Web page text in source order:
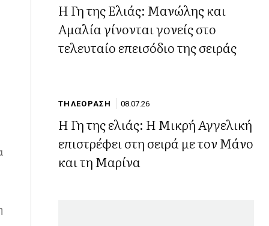
Η Γη της Ελιάς: Μανώλης και
Αμαλία γίνονται γονείς στο
τελευταίο επεισόδιο της σειράς
ΤΗΛΕΟΡΑΣΗ 08.07.26
Η Γη της ελιάς: Η Μικρή Αγγελική
επιστρέφει στη σειρά με τον Μάνο
και τη Μαρίνα